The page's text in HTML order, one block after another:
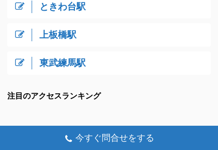
ときわ台駅
上板橋駅
東武練馬駅
注目のアクセスランキング
今すぐ問合せをする